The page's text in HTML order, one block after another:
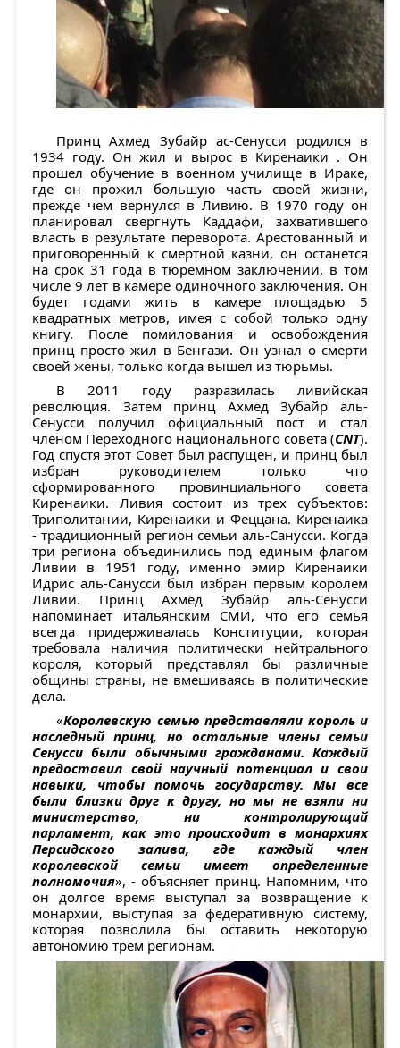
Принц Ахмед Зубайр ас-Сенусси родился в
1934 году. Он жил и вырос в Киренаики . Он
прошел обучение в военном училище в Ираке,
где он прожил большую часть своей жизни,
прежде чем вернулся в Ливию. В 1970 году он
планировал свергнуть Каддафи, захватившего
власть в результате переворота. Арестованный и
приговоренный к смертной казни, он останется
на срок 31 года в тюремном заключении, в том
числе 9 лет в камере одиночного заключения. Он
будет годами жить в камере площадью 5
квадратных метров, имея с собой только одну
книгу. После помилования и освобождения
принц просто жил в Бенгази. Он узнал о смерти
своей жены, только когда вышел из тюрьмы.
В 2011 году разразилась ливийская
революция. Затем принц Ахмед Зубайр аль-
Сенусси получил официальный пост и стал
членом Переходного национального совета (CNT).
Год спустя этот Совет был распущен, и принц был
избран руководителем только что
сформированного провинциального совета
Киренаики. Ливия состоит из трех субъектов:
Триполитании, Киренаики и Феццана. Киренаика
- традиционный регион семьи аль-Санусси. Когда
три региона объединились под единым флагом
Ливии в 1951 году, именно эмир Киренаики
Идрис аль-Санусси был избран первым королем
Ливии. Принц Ахмед Зубайр аль-Сенусси
напоминает итальянским СМИ, что его семья
всегда придерживалась Конституции, которая
требовала наличия политически нейтрального
короля, который представлял бы различные
общины страны, не вмешиваясь в политические
дела.
«Королевскую семью представляли король и
наследный принц, но остальные члены семьи
Сенусси были обычными гражданами. Каждый
предоставил свой научный потенциал и свои
навыки, чтобы помочь государству. Мы все
были близки друг к другу, но мы не взяли ни
министерство, ни контролирующий
парламент, как это происходит в монархиях
Персидского залива, где каждый член
королевской семьи имеет определенные
полномочия», - объясняет принц. Напомним, что
он долгое время выступал за возвращение к
монархии, выступая за федеративную систему,
которая позволила бы оставить некоторую
автономию трем регионам.